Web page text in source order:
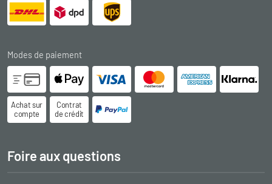
Modes de paiement
Achat sur
compte
Contrat
de crédit
Foire aux questions